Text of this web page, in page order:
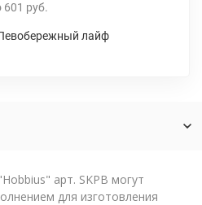
601 руб.
лайф
арт. SKPB могут
для изготовления